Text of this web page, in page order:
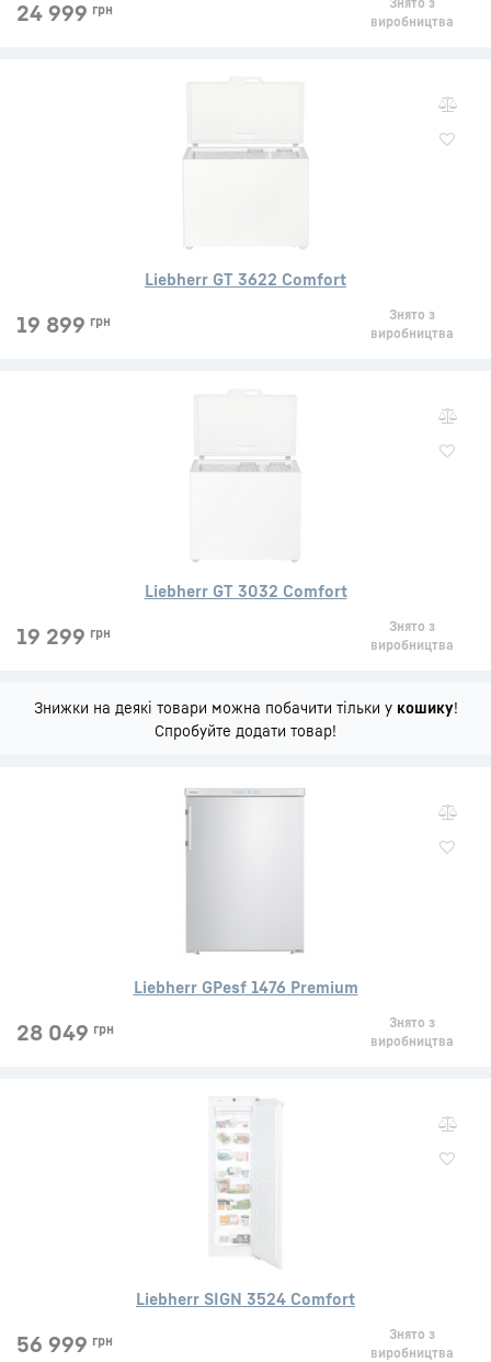
24 999 грн
виробництва
Liebherr GT 3622 Comfort
19 899 грн
Знято з
виробництва
Liebherr GT 3032 Comfort
19 299 грн
Знято з
виробництва
Знижки на деякі товари можна побачити тільки у кошику!
Спробуйте додати товар!
Liebherr GPesf 1476 Premium
28 049 грн
Знято з
виробництва
Liebherr SIGN 3524 Comfort
56 999 грн
Знято з
виробництва